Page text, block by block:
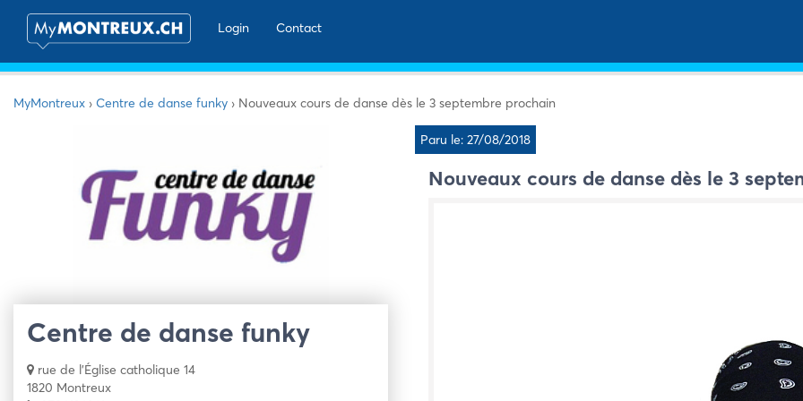
Login
Contact
MyMontreux › Centre de danse funky › Nouveaux cours de danse dès le 3 septembre prochain
Centre de danse funky
rue de l'Église catholique 14
1820 Montreux
Paru le: 27/08/2018
Nouveaux cours de danse dès le 3